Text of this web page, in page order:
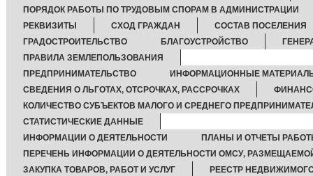
ПОРЯДОК РАБОТЫ ПО ТРУДОВЫМ СПОРАМ В АДМИНИСТРАЦИИ
РЕКВИЗИТЫ
СХОД ГРАЖДАН
СОСТАВ ПОСЕЛЕНИЯ
ГРАДОСТРОИТЕЛЬСТВО
БЛАГОУСТРОЙСТВО
ПРАВИЛА ЗЕМЛЕПОЛЬЗОВАНИЯ
ПРЕДПРИНИМАТЕЛЬСТВО
ИНФОРМАЦИОННЫЕ
СВЕДЕНИЯ О ЛЬГОТАХ, ОТСРОЧКАХ, РАССРОЧКАХ
КОЛИЧЕСТВО СУБЪЕКТОВ МАЛОГО И СРЕДНЕГО
СТАТИСТИЧЕСКИЕ ДАННЫЕ
ИНФОРМАЦИИ О ДЕЯТЕЛЬНОСТИ
ПЛАНЫ И ОТЧЕТЫ
ПЕРЕЧЕНЬ ИНФОРМАЦИИ О ДЕЯТЕЛЬНОСТИ ОМСУ,
ЗАКУПКА ТОВАРОВ, РАБОТ И УСЛУГ
РЕЕСТР